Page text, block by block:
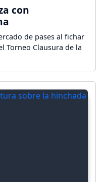
con
de pases al fichar
Torneo Clausura de la